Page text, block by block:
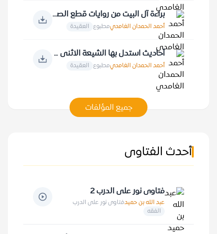
براءة آل البيت من روايات قطع الصلة بالخالق
أحمد الحمدان الغامديمطبوع العقيدة
أحاديث استدل بها الشيعة الاثنى عشرية
أحمد الحمدان الغامديمطبوع العقيدة
جميع المؤلفات
أحدث الفتاوى
فتاوى نور على الدرب 2
عبد الله بن حميدفتاوى نور على الدرب
الفقه